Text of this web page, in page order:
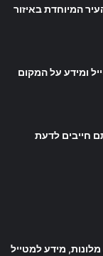
המיוחדת באיזור
ומידע על המקום
חייבים לדעת
מידע למטייל